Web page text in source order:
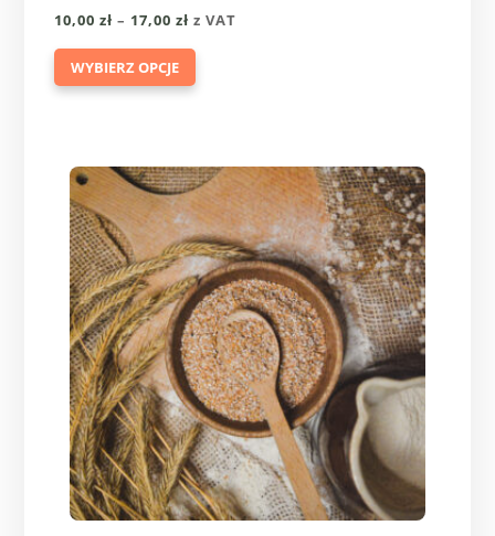
10,00zł – 17,00zł Zakres
cen:
17,00 zł
z VAT
WYBIERZ OPCJE
Ten
wariantów.
Opcje
można
wybrać
na
stronie
produktu